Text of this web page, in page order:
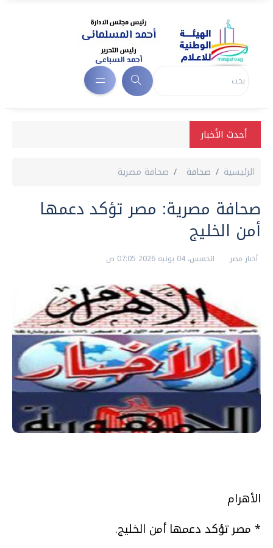
أحدث الأخبار
الرئيسية صحافة صحافة مصرية
صحافة مصرية: مصر تؤكد دعمها
أمن الخليج
أخبار مصر الخميس، 04 يونيه 2026 07:05 ص
الأهرام
* مصر تؤكد دعمها أمن الخليج.